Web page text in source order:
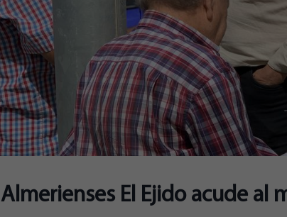
Almerienses El Ejido acude al